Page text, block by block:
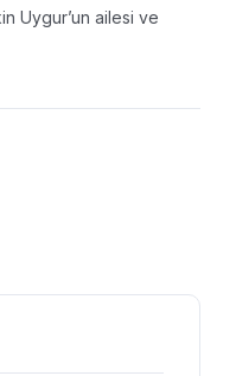
Uygur’un ailesi ve